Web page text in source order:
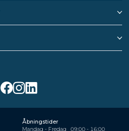
Åbningstider
Mandag - Fredag
09:00 - 16:00